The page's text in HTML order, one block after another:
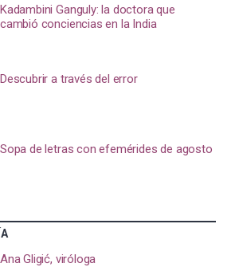
Kadambini Ganguly: la doctora que
cambió conciencias en la India
Descubrir a través del error
Sopa de letras con efemérides de agosto
Ana Gligić, viróloga